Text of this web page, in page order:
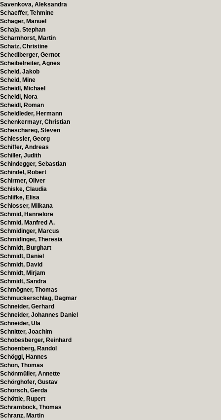
Savenkova, Aleksandra
Schaeffer, Tehmine
Schager, Manuel
Schaja, Stephan
Scharnhorst, Martin
Schatz, Christine
Schedlberger, Gernot
Scheibelreiter, Agnes
Scheid, Jakob
Scheid, Mine
Scheidl, Michael
Scheidl, Nora
Scheidl, Roman
Scheidleder, Hermann
Schenkermayr, Christian
Scheschareg, Steven
Schiessler, Georg
Schiffer, Andreas
Schiller, Judith
Schindegger, Sebastian
Schindel, Robert
Schirmer, Oliver
Schiske, Claudia
Schlifke, Elisa
Schlosser, Milkana
Schmid, Hannelore
Schmid, Manfred A.
Schmidinger, Marcus
Schmidinger, Theresia
Schmidt, Burghart
Schmidt, Daniel
Schmidt, David
Schmidt, Mirjam
Schmidt, Sandra
Schmögner, Thomas
Schmuckerschlag, Dagmar
Schneider, Gerhard
Schneider, Johannes Daniel
Schneider, Ula
Schnitter, Joachim
Schobesberger, Reinhard
Schoenberg, Randol
Schöggl, Hannes
Schön, Thomas
Schönmüller, Annette
Schörghofer, Gustav
Schorsch, Gerda
Schöttle, Rupert
Schramböck, Thomas
Schranz, Martin